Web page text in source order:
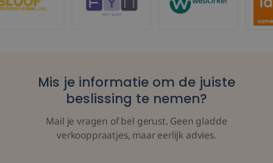
Mis je informatie om de juiste
beslissing te nemen?
Mail je vragen of bel gerust. Geen gladde
verkooppraatjes, maar eerlijk advies.